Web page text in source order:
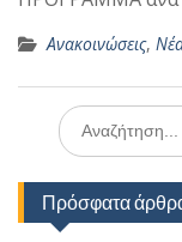
Ανακοινώσεις,
Search
for:
Πρόσφατα